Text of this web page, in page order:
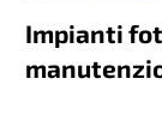
Impianti